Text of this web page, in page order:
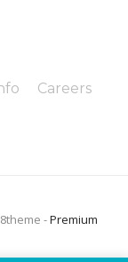
Careers
-Premium